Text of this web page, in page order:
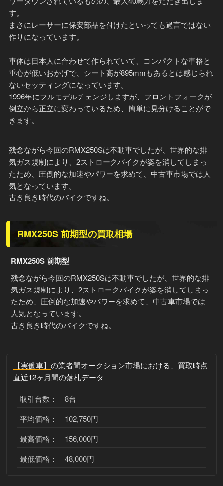
す。
まさにレーサーに保安部品を付けたといっても過言ではない
作りになっています。
車体は日本人に合わせて作られていて、コンパクトな車格と
重心が低いおかげで、シート高が895mmもあるとは感じられ
ないセッティングになっています。
1996年にフルモデルチェンジしますが、フロントフォークが
倒立から正立に変わっているため、簡単に見分けることがで
きます。
残念ながら今回のRMX250Sは不動車でしたが、世界的な排
気ガス規制により、2ストロークバイクが姿を消してしまっ
たため、圧倒的な加速やパワーを求めて、中古車市場では人
気となっています。
古き良き時代のバイクですね。
RMX250S 前期型の買取相場
RMX250S 前期型
残念ながら今回のRMX250Sは不動車でしたが、世界的な排
気ガス規制により、2ストロークバイクが姿を消してしまっ
たため、圧倒的な加速やパワーを求めて、中古車市場では
人気となっています。
古き良き時代のバイクですね。
【実働車】 の業者間オークション市場における、買取時点
直近12ヶ月間の落札データ
取引台数： 8台
平均価格： 102,750円
最高価格： 156,000円
最低価格： 48,000円